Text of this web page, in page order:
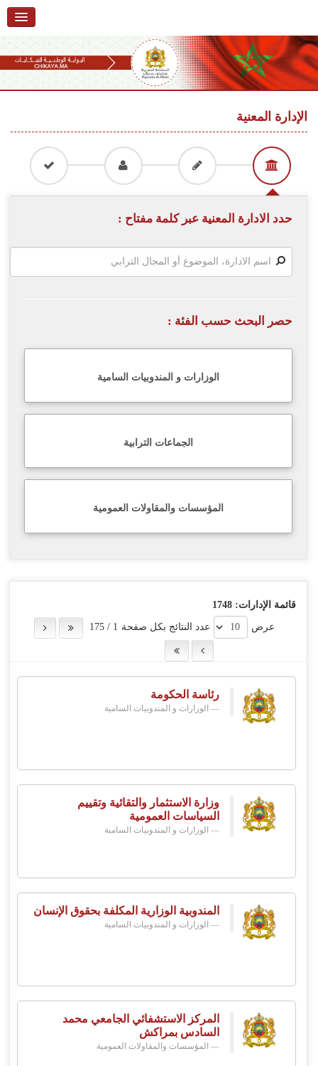
الرئيسية
حول البوابة
تقديم شكاية
تتبع شكاية
تقديم ملاحظة
إحصائيات
اللغة
Français
navigation
content
الإدارة المعنية
حدد الادارة المعنية عبر كلمة مفتاح :
حصر البحث حسب الفئة :
الوزارات و المندوبيات السامية
الجماعات الترابية
المؤسسات والمقاولات العمومية
قائمة الإدارات: 1748
عرض
عدد النتائج بكل صفحة 1
/
175
رئاسة الحكومة
الوزارات و المندوبيات السامية
وزارة الاستثمار والتقائية وتقييم
السياسات العمومية
الوزارات و المندوبيات السامية
المندوبية الوزارية المكلفة بحقوق الإنسان
الوزارات و المندوبيات السامية
المركز الاستشفائي الجامعي محمد
السادس بمراكش
المؤسسات والمقاولات العمومية